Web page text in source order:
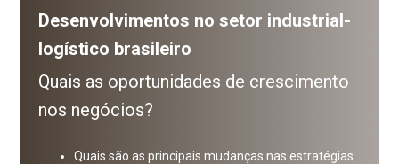
Desenvolvimentos no setor industrial-
logístico brasileiro
Quais as oportunidades de crescimento
nos negócios?
Quais são as principais mudanças nas estratégias